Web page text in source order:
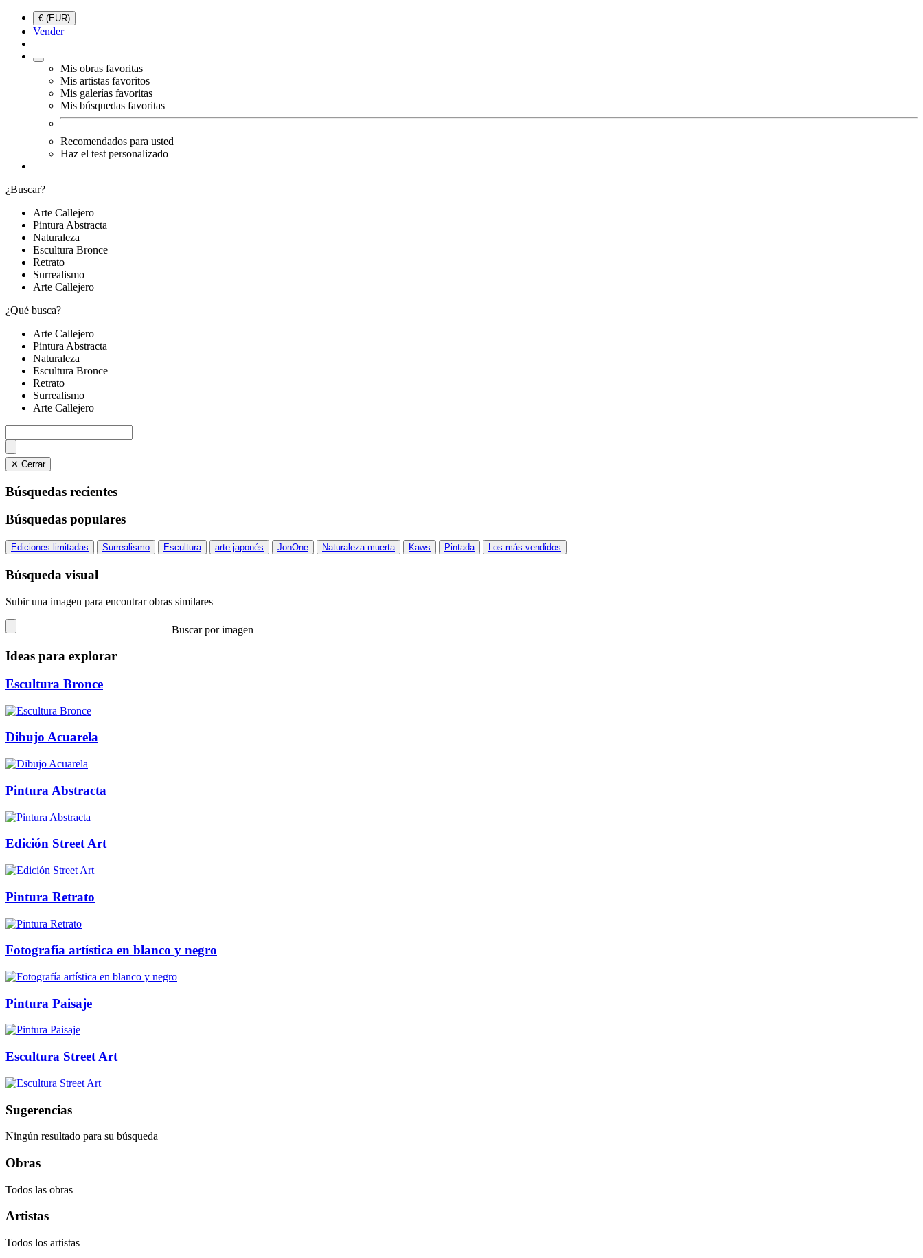
€ (EUR)
Vender
Mis obras favoritas
Mis artistas favoritos
Mis galerías favoritas
Mis búsquedas favoritas
Recomendados para usted
Haz el test personalizado
¿Buscar?
Arte Callejero
Pintura Abstracta
Naturaleza
Escultura Bronce
Retrato
Surrealismo
Arte Callejero
¿Qué busca?
Arte Callejero
Pintura Abstracta
Naturaleza
Escultura Bronce
Retrato
Surrealismo
Arte Callejero
✕ Cerrar
Búsquedas recientes
Búsquedas populares
Ediciones limitadas Surrealismo Escultura arte japonés JonOne Naturaleza muerta Kaws Pintada Los más vendidos
Búsqueda visual
Subir una imagen para encontrar obras similares
Buscar por imagen
Ideas para explorar
Escultura Bronce
Dibujo Acuarela
Pintura Abstracta
Edición Street Art
Pintura Retrato
Fotografía artística en blanco y negro
Pintura Paisaje
Escultura Street Art
Sugerencias
Ningún resultado para su búsqueda
Obras
Todos las obras
Artistas
Todos los artistas